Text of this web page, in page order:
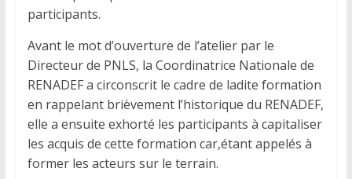
participants.
Avant le mot d’ouverture de l’atelier par le
Directeur de PNLS, la Coordinatrice Nationale de
RENADEF a circonscrit le cadre de ladite formation
en rappelant brièvement l’historique du RENADEF,
elle a ensuite exhorté les participants à capitaliser
les acquis de cette formation car,étant appelés à
former les acteurs sur le terrain.